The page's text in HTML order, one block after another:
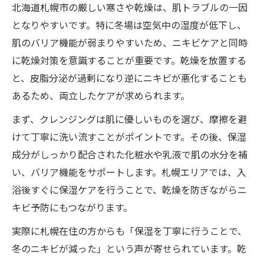
摩擦を抑えた優しいクレンジング方法
ニキビケアとクレンジングの関係を解説
肌悩みが多い女性必見の美肌ケア習慣
毎日のニキビケア習慣で美肌を目指す方法
美肌を保つためのニキビケアポイント紹介
ニキビケアと保湿のバランスを見直す
美肌作りに欠かせないニキビケア習慣
札幌ならではの環境で実践するニキビケア
札幌の気候を考えたニキビケア対策の要点
寒暖差が激しい時期のニキビケア実例
札幌の環境に合うニキビケアテクニック
地域特有の悩みに対応したニキビケア法
北海道札幌市の厳しい寒さや乾燥は、肌トラブルの一因
となりやすいです。特に冬場は空気中の湿度が低下し、
肌のバリア機能が弱まりやすいため、ニキビケアと同時
に乾燥対策を意識することが重要です。乾燥を放置する
と、皮脂分泌が過剰になり逆にニキビが悪化することも
あるため、両立したケアが求められます。
まず、クレンジングは肌に優しいものを選び、摩擦を避
けて丁寧に洗い流すことがポイントです。その後、保湿
成分がしっかり配合された化粧水や乳液で肌の水分を補
い、バリア機能をサポートします。札幌エリアでは、入
浴後すぐに保湿ケアを行うことで、乾燥を防ぎながらニ
キビ予防にもつながります。
実際に札幌在住の方からも「保湿を丁寧に行うことで、
冬のニキビが減った」という声が寄せられています。乾